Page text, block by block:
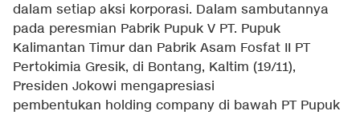
dalam setiap aksi korporasi. Dalam sambutannya
pada peresmian Pabrik Pupuk V PT. Pupuk
Kalimantan Timur dan Pabrik Asam Fosfat II PT
Pertokimia Gresik, di Bontang, Kaltim (19/11),
Presiden Jokowi mengapresiasi
pembentukan holding company di bawah PT Pupuk